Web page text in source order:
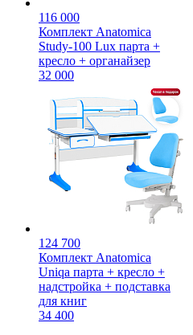
116 000
Комплект Anatomica
Study-100 Lux парта +
кресло + органайзер
32 000
124 700
Комплект Anatomica
Uniqa парта + кресло +
надстройка + подставка
для книг
34 400